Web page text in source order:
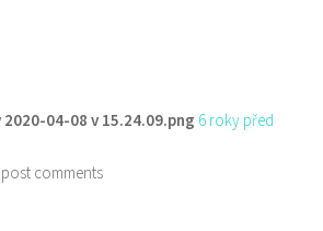
04-08 v 15.24.09.png 6 roky před
comments